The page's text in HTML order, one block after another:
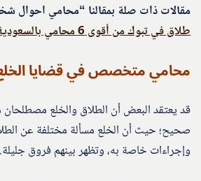
مقالات ذات صلة بمقالنا “محامي احوال
طلاق في تبوك من أقوى 6 محامي بالسعودية
محامي متخصص في قضايا
قد يعتقد البعض أن الطلاق والخلع مصطلحان
صحيح؛ حيث أن الخلع مسألة مختلفة عن
وإجراءات خاصة به، وتظهر بينهم فروق جليلة.